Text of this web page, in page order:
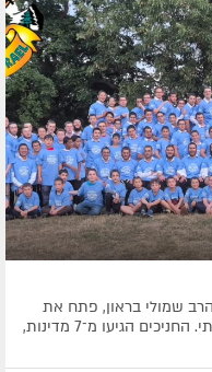
שמולי בראון, פתח את
שעריו ל־117 ילדים שיחוו קיץ חסידי ועוצמתי. החניכים הגיעו מ־7 מדינות,